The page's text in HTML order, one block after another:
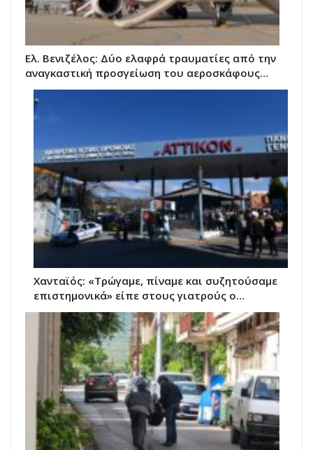
Ελ. Βενιζέλος: Δύο ελαφρά τραυματίες από την
αναγκαστική προσγείωση του αεροσκάφους…
Χανταϊός: «Τρώγαμε, πίναμε και συζητούσαμε
επιστημονικά» είπε στους γιατρούς ο…